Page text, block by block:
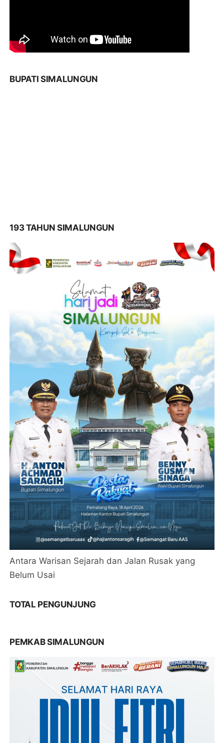
BUPATI SIMALUNGUN
193 TAHUN SIMALUNGUN
Antara Warisan Sejarah dan Jalan Rusak yang
Belum Usai
TOTAL PENGUNJUNG
PEMKAB SIMALUNGUN